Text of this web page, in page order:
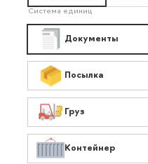
Система единиц
Документы
Посылка
Груз
Контейнер